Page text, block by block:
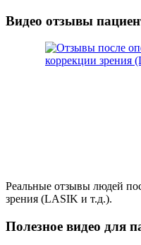
Видео отзывы
Реальные отзывы людей
зрения (LASIK и т.д.).
Полезное видео для